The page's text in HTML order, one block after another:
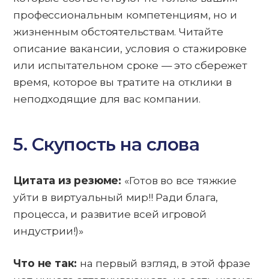
профессиональным компетенциям, но и
жизненным обстоятельствам. Читайте
описание вакансии, условия о стажировке
или испытательном сроке — это сбережет
время, которое вы тратите на отклики в
неподходящие для вас компании.
5. Скупость на слова
Цитата из резюме: «Готов во все тяжкие
уйти в виртуальный мир!! Ради блага,
процесса, и развитие всей игровой
индустрии!)»
Что не так: на первый взгляд, в этой фразе